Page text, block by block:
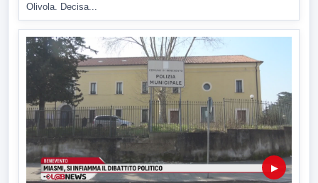
Olivola. Decisa...
▶